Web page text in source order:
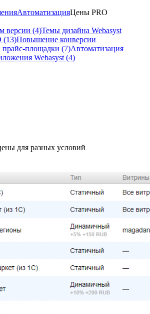
АвтоматизацияЦены PRO
версии (4)Темы дизайна Webasyst
(13)Повышение конверсии
площадки (7)Автоматизация
Webasyst (4)
для разных условий